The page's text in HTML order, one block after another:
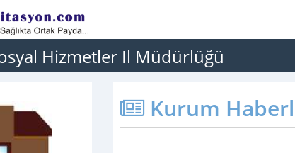
Hizmetler Il Müdürlüğü
Kurum